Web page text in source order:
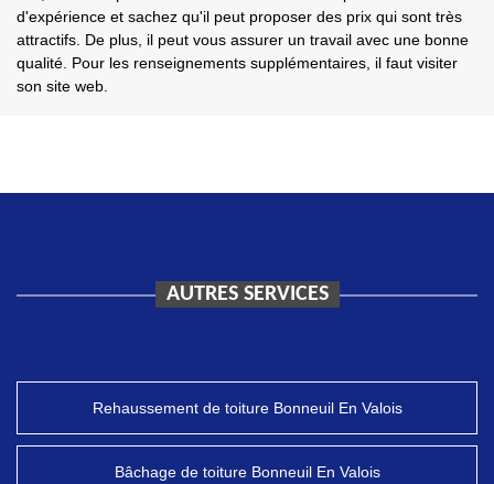
d'expérience et sachez qu'il peut proposer des prix qui sont très
attractifs. De plus, il peut vous assurer un travail avec une bonne
qualité. Pour les renseignements supplémentaires, il faut visiter
son site web.
AUTRES SERVICES
Rehaussement de toiture Bonneuil En Valois
Bâchage de toiture Bonneuil En Valois